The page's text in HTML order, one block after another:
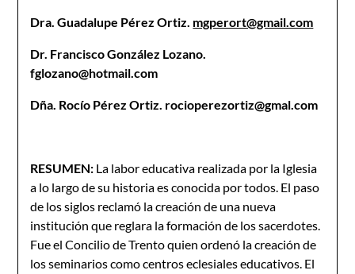
Dra. Guadalupe Pérez Ortiz. mgperort@gmail.com
Dr. Francisco González Lozano.
fglozano@hotmail.com
Dña. Rocío Pérez Ortiz. rocioperezortiz@gmal.com
RESUMEN: La labor educativa realizada por la Iglesia
a lo largo de su historia es conocida por todos. El paso
de los siglos reclamó la creación de una nueva
institución que reglara la formación de los sacerdotes.
Fue el Concilio de Trento quien ordenó la creación de
los seminarios como centros eclesiales educativos. El